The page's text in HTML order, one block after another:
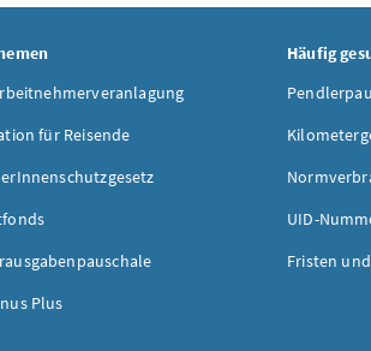
für Reisende
Plus
Häufig
UID-
Fristen